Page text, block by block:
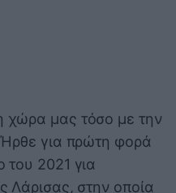
χώρα μας τόσο με την
για πρώτη φορά
του 2021 για
Λάρισας, στην οποία